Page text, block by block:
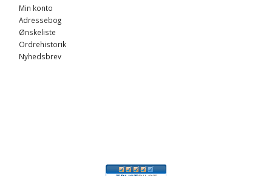
Min konto
Adressebog
Ønskeliste
Ordrehistorik
Nyhedsbrev